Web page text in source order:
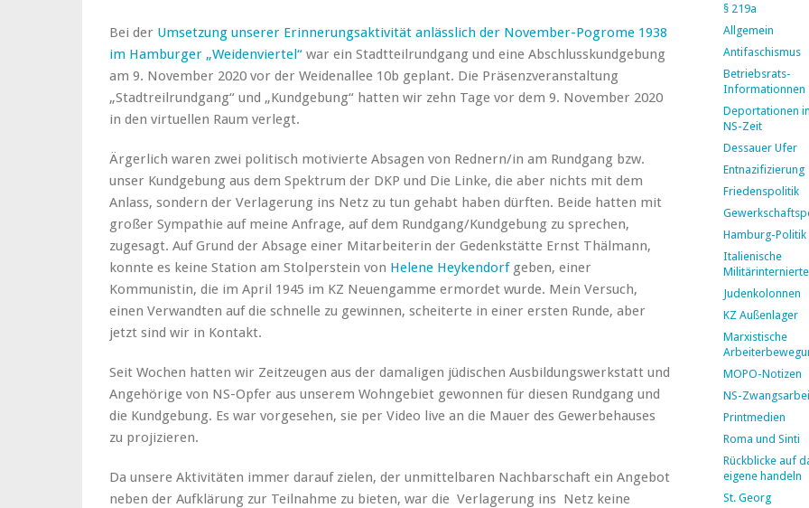
Bei der Umsetzung unserer Erinnerungsaktivität anlässlich der November-Pogrome 1938
im Hamburger „Weidenviertel“ war ein Stadtteilrundgang und eine Abschlusskundgebung
am 9. November 2020 vor der Weidenallee 10b geplant. Die Präsenzveranstaltung
„Stadtreilrundgang“ und „Kundgebung“ hatten wir zehn Tage vor dem 9. November 2020
in den virtuellen Raum verlegt.
Ärgerlich waren zwei politisch motivierte Absagen von Rednern/in am Rundgang bzw.
unser Kundgebung aus dem Spektrum der DKP und Die Linke, die aber nichts mit dem
Anlass, sondern der Verlagerung ins Netz zu tun gehabt haben dürften. Beide hatten mit
großer Sympathie auf meine Anfrage, auf dem Rundgang/Kundgebung zu sprechen,
zugesagt. Auf Grund der Absage einer Mitarbeiterin der Gedenkstätte Ernst Thälmann,
konnte es keine Station am Stolperstein von Helene Heykendorf geben, einer
Kommunistin, die im April 1945 im KZ Neuengamme ermordet wurde. Mein Versuch,
einen Verwandten auf die schnelle zu gewinnen, scheiterte in einer ersten Runde, aber
jetzt sind wir in Kontakt.
Seit Wochen hatten wir Zeitzeugen aus der damaligen jüdischen Ausbildungswerkstatt und
Angehörige von NS-Opfer aus unserem Wohngebiet gewonnen für diesen Rundgang und
die Kundgebung. Es war vorgesehen, sie per Video live an die Mauer des Gewerbehauses
zu projizieren.
Da unsere Aktivitäten immer darauf zielen, der unmittelbaren Nachbarschaft ein Angebot
neben der Aufklärung zur Teilnahme zu bieten, war die Verlagerung ins Netz keine
§ 219a
Allgemein
Antifaschismus
Betriebsrats-
Informationnen
Deportationen
NS-Zeit
Dessauer Ufer
Entnazifizierung
Friedenspolitik
Hamburg-Politik
Italienische
Militärinternierte
Judenkolonnen
KZ Außenlager
Marxistische
MOPO-Notizen
NS-
Printmedien
Roma und Sinti
Rückblicke auf
eigene handeln
St. Georg